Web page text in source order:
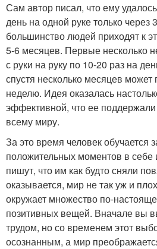
Сам автор писал, что ему
день на одной руке только через
большинство людей приходят к
5-6 месяцев. Первые несколько
с руки на руку по 10-20 раз на
спустя несколько месяцев
неделю. Идея оказалась
эффективной, что ее
всему миру.
За это время человек обучается
положительных моментов в себе
пишут, что им как будто сняли
оказывается, мир не так уж и
окружает множество по-
позитивных вещей. Вначале вы
трудом, но со временем этот
осознанным, а мир